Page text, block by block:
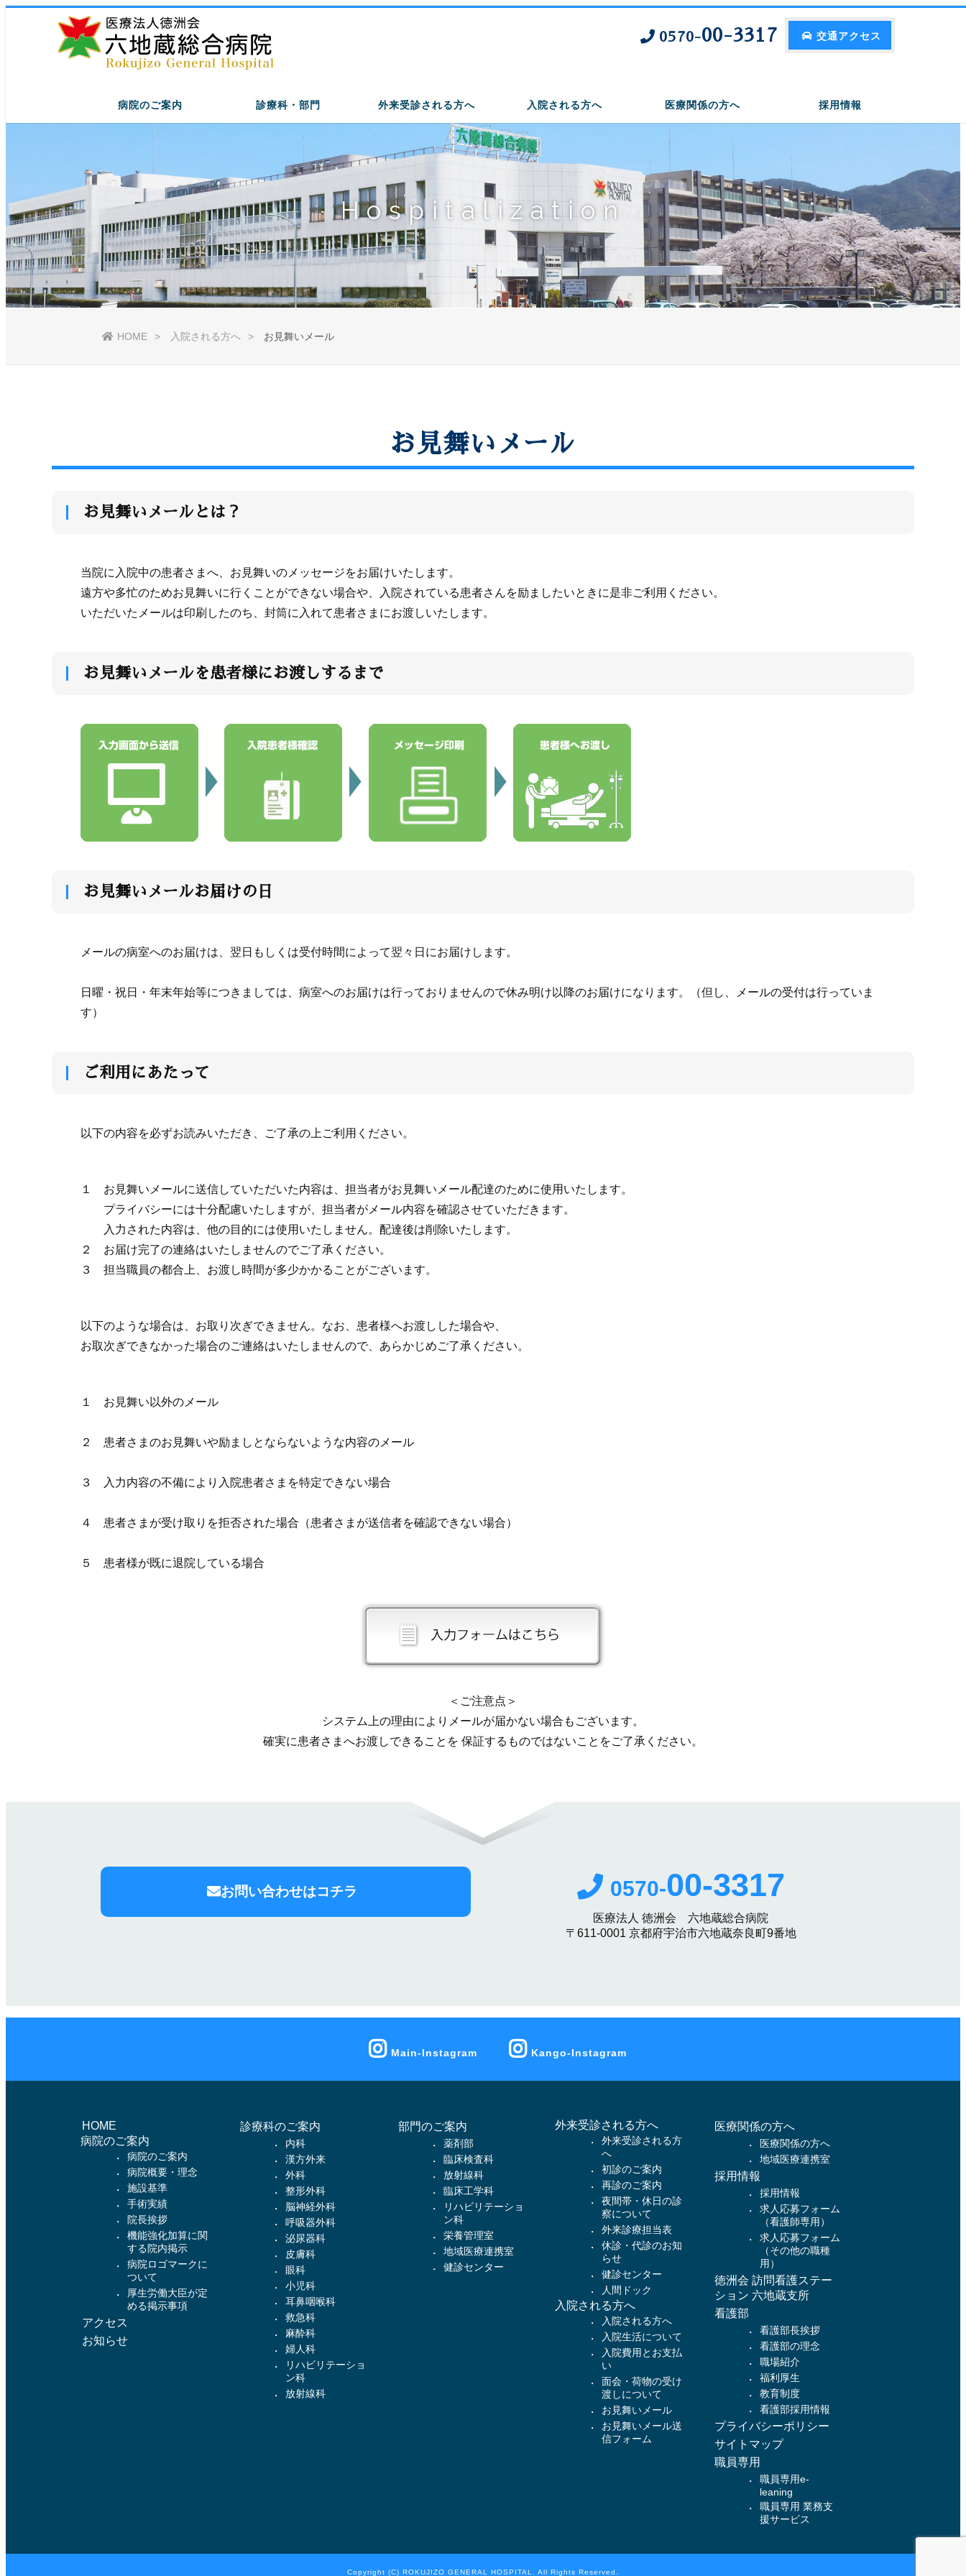
交通アクセス
0570-00-3317
病院のご案内 診療科・部門 外来受診される方へ 入院される方へ 医療関係の方へ 採用情報
Hospitalization
HOME 入院される方へ お見舞いメール
お見舞いメール
お見舞いメールとは？
当院に入院中の患者さまへ、お見舞いのメッセージをお届けいたします。
遠方や多忙のためお見舞いに行くことができない場合や、入院されている患者さんを励ましたいときに是非ご利用ください。
いただいたメールは印刷したのち、封筒に入れて患者さまにお渡しいたします。
お見舞いメールを患者様にお渡しするまで
お見舞いメールお届けの日
メールの病室へのお届けは、翌日もしくは受付時間によって翌々日にお届けします。
日曜・祝日・年末年始等につきましては、病室へのお届けは行っておりませんので休み明け以降のお届けになります。（但し、メールの受付は行っていま
す）
ご利用にあたって
以下の内容を必ずお読みいただき、ご了承の上ご利用ください。
１ お見舞いメールに送信していただいた内容は、担当者がお見舞いメール配達のために使用いたします。
プライバシーには十分配慮いたしますが、担当者がメール内容を確認させていただきます。
入力された内容は、他の目的には使用いたしません。配達後は削除いたします。
２ お届け完了の連絡はいたしませんのでご了承ください。
３ 担当職員の都合上、お渡し時間が多少かかることがございます。
以下のような場合は、お取り次ぎできません。なお、患者様へお渡しした場合や、
お取次ぎできなかった場合のご連絡はいたしませんので、あらかじめご了承ください。
１ お見舞い以外のメール
２ 患者さまのお見舞いや励ましとならないような内容のメール
３ 入力内容の不備により入院患者さまを特定できない場合
４ 患者さまが受け取りを拒否された場合（患者さまが送信者を確認できない場合）
５ 患者様が既に退院している場合
＜ご注意点＞
システム上の理由によりメールが届かない場合もございます。
確実に患者さまへお渡しできることを 保証するものではないことをご了承ください。
お問い合わせはコチラ 0570-00-3317
医療法人 徳洲会 六地蔵総合病院
〒611-0001 京都府宇治市六地蔵奈良町9番地
Main-Instagram Kango-Instagram
HOME
病院のご案内
病院のご案内
病院概要・理念
施設基準
手術実績
院長挨拶
機能強化加算に関
する院内掲示
病院ロゴマークに
ついて
厚生労働大臣が定
める掲示事項
アクセス
お知らせ
診療科のご案内
内科
漢方外来
外科
整形外科
脳神経外科
呼吸器外科
泌尿器科
皮膚科
眼科
小児科
耳鼻咽喉科
救急科
麻酔科
婦人科
リハビリテーショ
ン科
放射線科
部門のご案内
薬剤部
臨床検査科
放射線科
臨床工学科
リハビリテーショ
ン科
栄養管理室
地域医療連携室
健診センター
外来受診される方へ
外来受診される方
へ
初診のご案内
再診のご案内
夜間帯・休日の診
察について
外来診療担当表
休診・代診のお知
らせ
健診センター
人間ドック
入院される方へ
入院される方へ
入院生活について
入院費用とお支払
い
面会・荷物の受け
渡しについて
お見舞いメール
お見舞いメール送
信フォーム
医療関係の方へ
医療関係の方へ
地域医療連携室
採用情報
採用情報
求人応募フォーム
（看護師専用）
求人応募フォーム
（その他の職種
用）
徳洲会 訪問看護ステー
ション 六地蔵支所
看護部
看護部長挨拶
看護部の理念
職場紹介
福利厚生
教育制度
看護部採用情報
プライバシーポリシー
サイトマップ
職員専用
職員専用e-
leaning
職員専用 業務支
援サービス
Copyright (C) ROKUJIZO GENERAL HOSPITAL. All Rights Reserved.